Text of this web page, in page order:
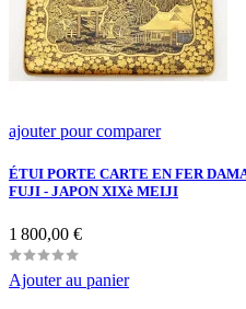
ajouter pour comparer
ÉTUI PORTE CARTE EN FER
FUJI - JAPON XIXè MEIJI
Prix
1 800,00 €
Ajouter au panier